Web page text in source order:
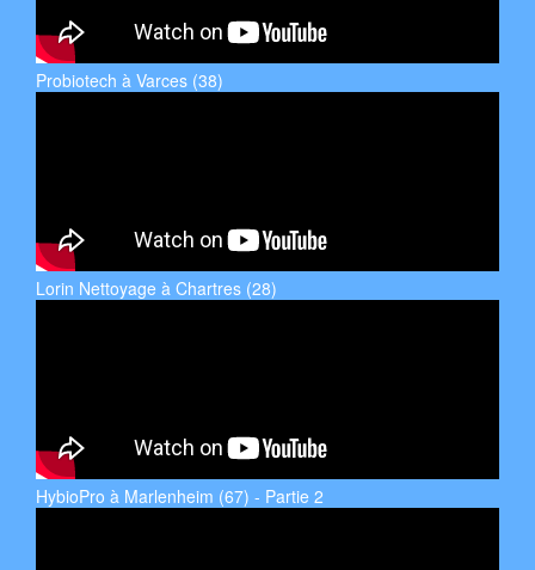
Probiotech à Varces (38)
Lorin Nettoyage à Chartres (28)
HybioPro à Marlenheim (67) - Partie 2